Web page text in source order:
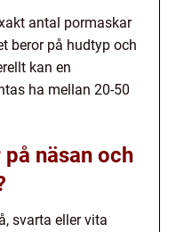
antal pormaskar
beror på hudtyp och
kan en
ha mellan 20-50
näsan och
svarta eller vita